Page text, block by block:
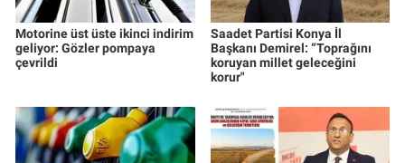
Motorine üst üste ikinci indirim
geliyor: Gözler pompaya
çevrildi
Saadet Partisi Konya İl
Başkanı Demirel: “Toprağını
koruyan millet geleceğini
korur"